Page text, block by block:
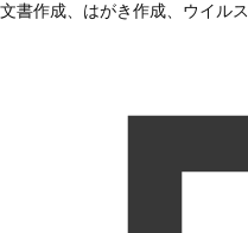
文書作成、はがき作成、ウイル